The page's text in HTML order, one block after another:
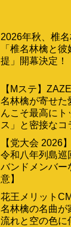
2026年秋、椎
「椎名林檎と
提」開幕決定！
【Mステ】
名林檎が寄せた
んこそ最高にト
ス」と密接なコ
【党大会 2026
令和八年列島巡
バンドメンバー
意】
花王メリット
名林檎の名曲が
流れと空の色に